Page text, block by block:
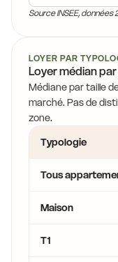
14,7 €
14,8 €
Source INSEE, données
LOYER PAR
Loyer médian
Médiane par taille
marché. Pas de
zone.
Typologie
Tous
Maison
T1